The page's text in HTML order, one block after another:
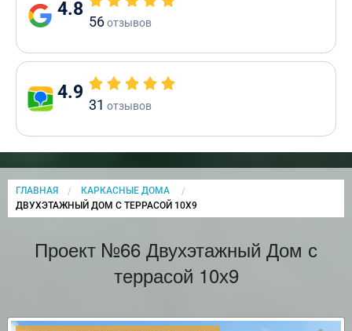
4.8
56отзывов
4.9
31 отзывов
ГЛАВНАЯ
КАРКАСНЫЕ ДОМА
CURRENT:
ДВУХЭТАЖНЫЙ ДОМ С ТЕРРАСОЙ 10Х9
Проект №66 Двухэтажный Дом с
террасой 10х9